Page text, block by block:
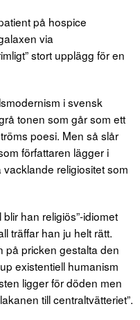
på hospice
via
stort upplägg för en
i svensk
tonen som går som ett
poesi. Men så slår
författaren lägger i
religiositet som
han religiös”-idiomet
träffar han ju helt rätt.
på pricken gestalta den
existentiell humanism
ligger för döden men
till centraltvätteriet”.